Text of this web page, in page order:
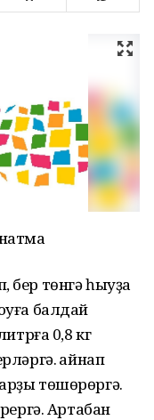
төнгә һыуҙа
балдай
0,8 кг
Ҡайнап
төшөрөргә.
Артабан